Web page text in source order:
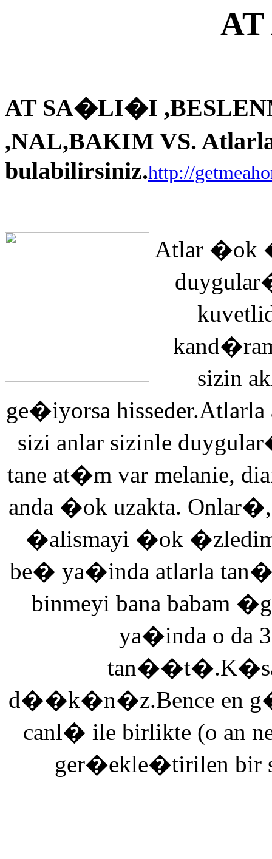
AT SA�LI�I
,NAL,BAKIM VS.
bulabilirsiniz.http://
Atlar �ok
sizin
ge�iyorsa
sizi anlar sizinle
tane at�m var melanie,
anda �ok uzakta.
�alismayi �ok
be� ya�inda atlarla
binmeyi bana babam
ya�inda o da
d��k�n�z.Bence en
canl� ile birlikte (o an
ger�ekle�tirilen bir